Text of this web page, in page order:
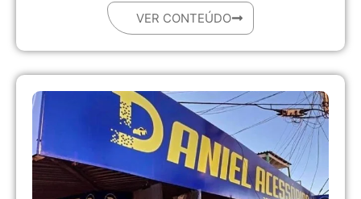
VER CONTEÚDO